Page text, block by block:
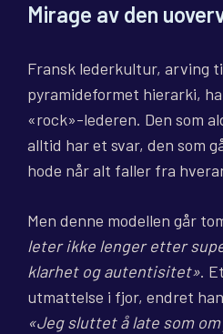
Mirage av den
Fransk lederkultur, arving
pyramideformet hierarki,
«rock»-lederen. Den som
alltid har et svar, den som
hode når alt faller fra
Men denne modellen går
leter ikke lenger etter
klarhet og autentisitet».
utmattelse i fjor, endret
«Jeg sluttet å late som